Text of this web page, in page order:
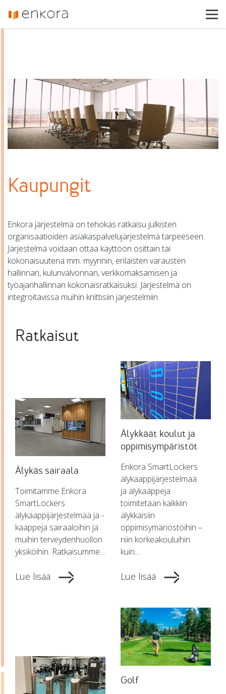
Enkora
Ajankohtaista
Asiakastuki
Ota yhteyttä
Kaupungit
Enkora järjestelmä on tehokas ratkaisu julkisten
organisaatioiden asiakaspalvelujärjestelmä tarpeeseen.
Järjestelmä voidaan ottaa käyttöön osittain tai
kokonaisuutena mm. myynnin, erilaisten varausten
hallinnan, kulunvalvonnan, verkkomaksamisen ja
työajanhallinnan kokonaisratkaisuksi. Järjestelmä on
integroitavissa muihin kriittisiin järjestelmiin
Ratkaisut
Älykäs sairaala
Toimitamme Enkora
SmartLockers
älykaappijärjestelmää ja -
kaappeja sairaaloihin ja
muihin terveydenhuollon
yksiköihin. Ratkaisumme…
Lue lisää
Älykkäät koulut ja
oppimisympäristöt
Enkora SmartLockers
älykaappijärjestelmää
ja älykaappeja
toimitetaan kaikkiin
älykkäisiin
oppimisymäriöstöihin –
niin korkeakouluihin
kuin…
Lue lisää
Golf